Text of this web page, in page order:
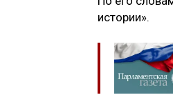
истории».